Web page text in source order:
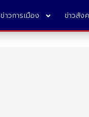
ข่าวการเมือง ข่าวสัง